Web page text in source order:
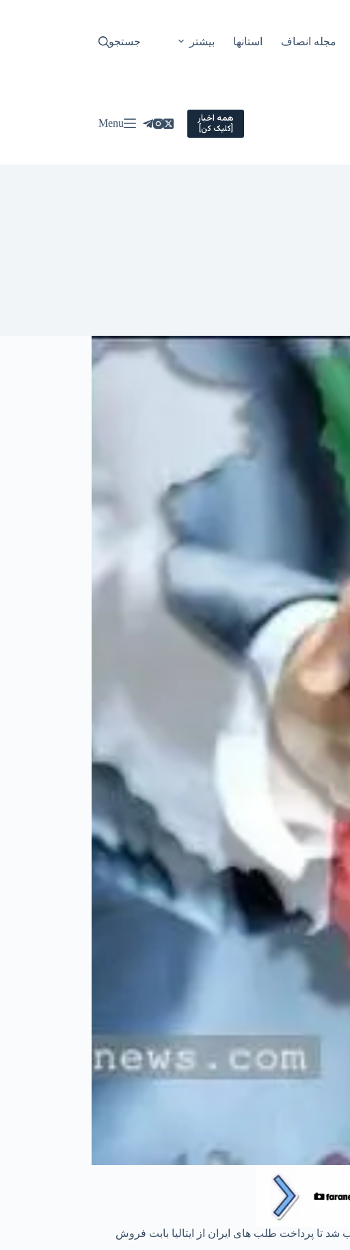
مجله انصاف استانها بیشتر جستجو
همه اخبار
[کلیک کن] Menu
تا پرداخت طلب های ایران از ایتالیا بابت فروش